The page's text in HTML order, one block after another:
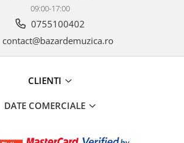
09:00-17:00
0755100402
contact@bazardemuzica.ro
CLIENTI
DATE COMERCIALE